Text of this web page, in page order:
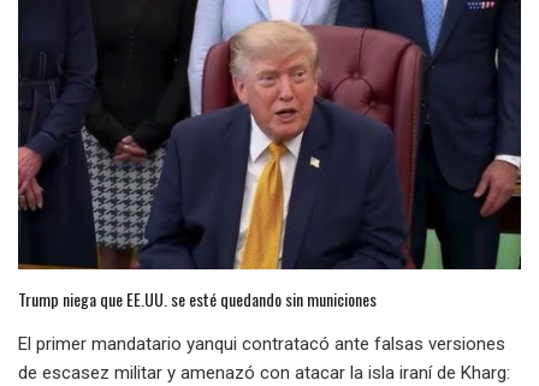
Trump niega que EE.UU. se esté quedando sin municiones
El primer mandatario yanqui contratacó ante falsas versiones
de escasez militar y amenazó con atacar la isla iraní de Kharg: